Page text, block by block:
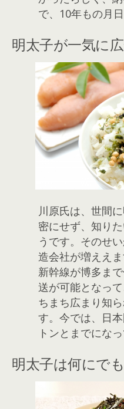
で、10年もの月
明太子が一気に
川原氏は、世間
密にせず、知り
うです。そのせ
造会社が増ええ
新幹線が博多ま
送が可能となっ
ちまち広まり知
す。今では、日
トンとまでになっ
明太子は何にで